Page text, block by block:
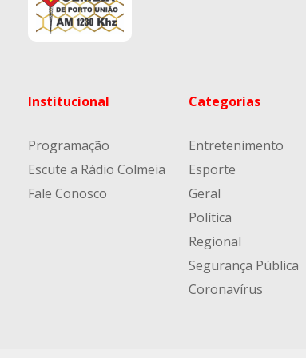
Institucional
Programação
Escute a Rádio Colmeia
Fale Conosco
Categorias
Entretenimento
Esporte
Geral
Política
Regional
Segurança Pública
Coronavírus